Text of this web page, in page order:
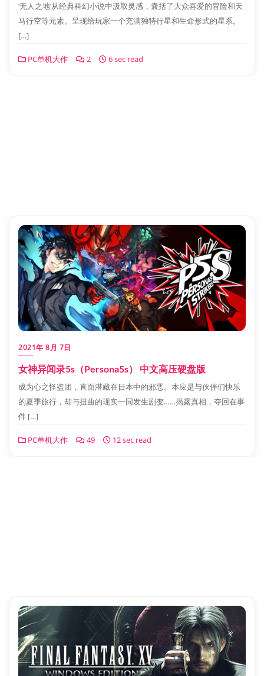
‘无人之地’从经典科幻小说中汲取灵感，囊括了大众喜爱的冒险和天
马行空等元素。呈现给玩家一个充满独特行星和生命形式的星系。
[…]
PC单机大作 2 6 sec read
2021年 8月 7日
女神异闻录5s（Persona5s） 中文高压硬盘版
成为心之怪盗团，直面潜藏在日本中的邪恶。本应是与伙伴们快乐
的夏季旅行，却与扭曲的现实一同发生剧变……揭露真相，夺回在事
件 […]
PC单机大作 49 12 sec read